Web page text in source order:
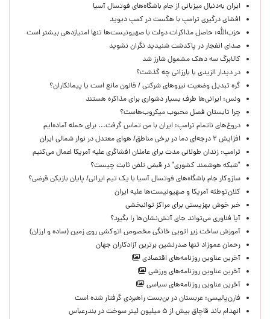
ایران به‌دنبال میزبانی از جام باشگاه‌های فوتسال آسیا
افشای درگیری ترامپ با هگست در کمپ دیوید
حزب‌الله: حاصل مذاکرات دولت با صهیونیست‌ها تنها امتیازدهی‌ بیشتر است
صدای انفجار در پاکدشت شنیدید نگران نشوید
کالابرگ سه دهک مشمول شارز شد
در دیدار الزیدی با بارزانی چه گذشت؟
گره تبدیل وضعیت نیروهای شرکتی / قانون مانع است یا پیمانکاران؟
ونس: ایرانی‌ها طرف بسیار دشواری برای مذاکره هستند
چرا تابستان فصل محبوب میکروب‌هاست؟
دروغ‌های ناتمام ترامپ: ایران با من تماس گرفت... برای حمله آماده‌ایم
افزایش ۲ درجه‌ای دما در برخی مناطق/ هوای معتدل در نوار شمالی ایران
ترامپ: زندان طولانی مدت برای عاملان افشاگری‌ علیه آمریکا اعمال می‌کنیم
"شبکه هوشمند کشوری" در قبض تلفن ثابت چیست؟
سازوکار جام باشگاه‌های فوتسال آسیا با یک تیم ایرانی/ پایان بازیکن قرضی؟
کلان‌توطئه آمریکا و صهیونیست‌ها علیه ایران
خبر خوش بهزیستی برای مراکز توانبخشی
آیا فناوری می‌تواند جای آتش‌نشان‌ها را بگیرد؟
آموزش ساخت زیر اتویی خانگی مخصوص اتوکشی روی زمین (ساده و ارزان)
رحمان عموزاد تنها صدرنشین برترین آزادکاران جهان
آخرین عناوین روزنامه‌های اقتصادی
آخرین عناوین روزنامه‌های ورزشی
آخرین عناوین روزنامه‌های سیاسی
فارن‌پالیسی: عربستان در بن‌بست راهبردی گرفتار شده است
انهدام باند قاچاق بیش از ۵ میلیون لیتر سوخت در بندرعباس